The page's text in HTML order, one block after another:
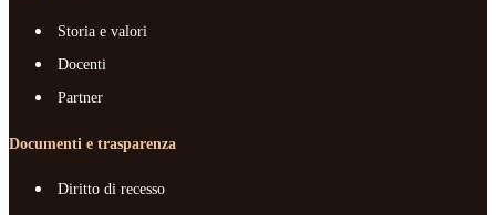
Storia e valori
Docenti
Partner
Documenti e trasparenza
Diritto di recesso